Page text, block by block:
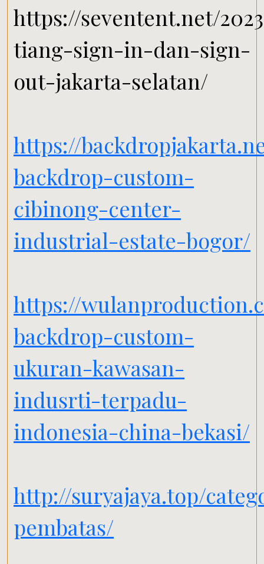
https://seventent.net/
tiang-sign-in-dan-sign-
out-jakarta-selatan/
https://
backdrop-custom-
cibinong-center-
industrial-estate-bogor/
https://
backdrop-custom-
ukuran-kawasan-
indusrti-terpadu-
indonesia-china-bekasi/
http://suryajaya.top/
pembatas/